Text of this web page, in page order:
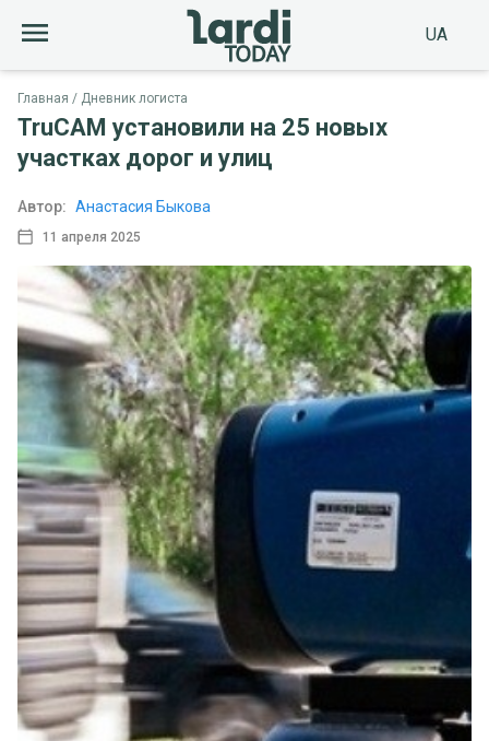
UA
Главная Дневник логиста
TruCAM установили на 25 новых
участках дорог и улиц
11 апреля 2025
Автор: Анастасия Быкова